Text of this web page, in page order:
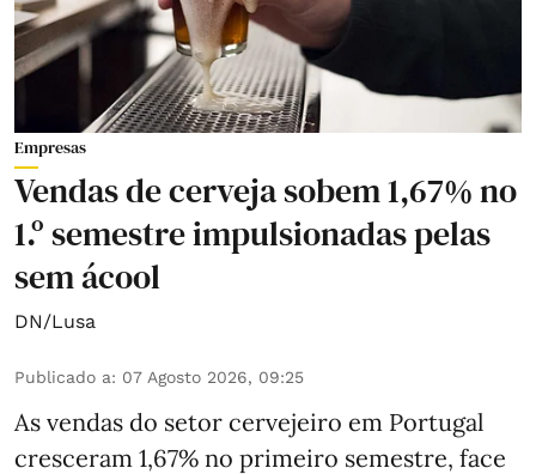
Empresas
Vendas de cerveja sobem 1,67% no
1.º semestre impulsionadas pelas
sem ácool
DN/Lusa
Publicado a: 07 Agosto 2026, 09:25
As vendas do setor cervejeiro em Portugal
cresceram 1,67% no primeiro semestre, face